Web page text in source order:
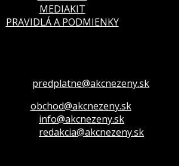
MEDIAKIT
PRAVIDLÁ A PODMIENKY
predplatne@akcnezeny.sk
obchod@akcnezeny.sk
info@akcnezeny.sk
redakcia@akcnezeny.sk